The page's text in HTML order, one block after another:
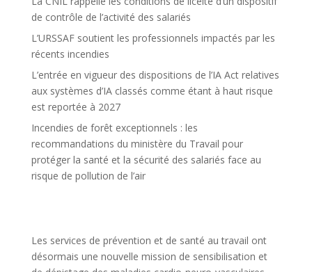
de contrôle de l’activité des salariés
L’URSSAF soutient les professionnels impactés par les
récents incendies
L’entrée en vigueur des dispositions de l’IA Act relatives
aux systèmes d’IA classés comme étant à haut risque
est reportée à 2027
Incendies de forêt exceptionnels : les
recommandations du ministère du Travail pour
protéger la santé et la sécurité des salariés face au
risque de pollution de l’air
Les services de prévention et de santé au travail ont
désormais une nouvelle mission de sensibilisation et